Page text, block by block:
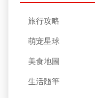
旅行攻略
萌宠星球
美食地圖
生活隨筆